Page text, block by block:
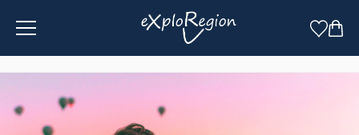
Panneau de gestion des cookies